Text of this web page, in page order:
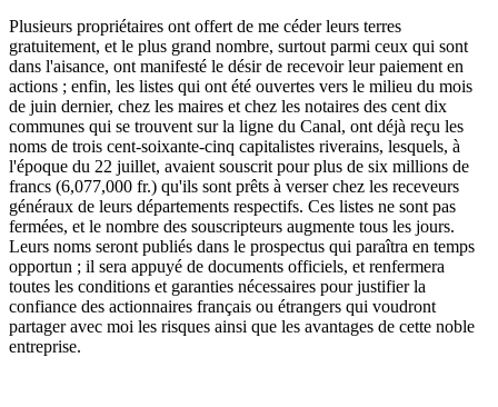
Plusieurs propriétaires ont offert de me céder leurs terres
gratuitement, et le plus grand nombre, surtout parmi ceux qui sont
dans l'aisance, ont manifesté le désir de recevoir leur paiement en
actions ; enfin, les listes qui ont été ouvertes vers le milieu du mois
de juin dernier, chez les maires et chez les notaires des cent dix
communes qui se trouvent sur la ligne du Canal, ont déjà reçu les
noms de trois cent-soixante-cinq capitalistes riverains, lesquels, à
l'époque du 22 juillet, avaient souscrit pour plus de six millions de
francs (6,077,000 fr.) qu'ils sont prêts à verser chez les receveurs
généraux de leurs départements respectifs. Ces listes ne sont pas
fermées, et le nombre des souscripteurs augmente tous les jours.
Leurs noms seront publiés dans le prospectus qui paraîtra en temps
opportun ; il sera appuyé de documents officiels, et renfermera
toutes les conditions et garanties nécessaires pour justifier la
confiance des actionnaires français ou étrangers qui voudront
partager avec moi les risques ainsi que les avantages de cette noble
entreprise.